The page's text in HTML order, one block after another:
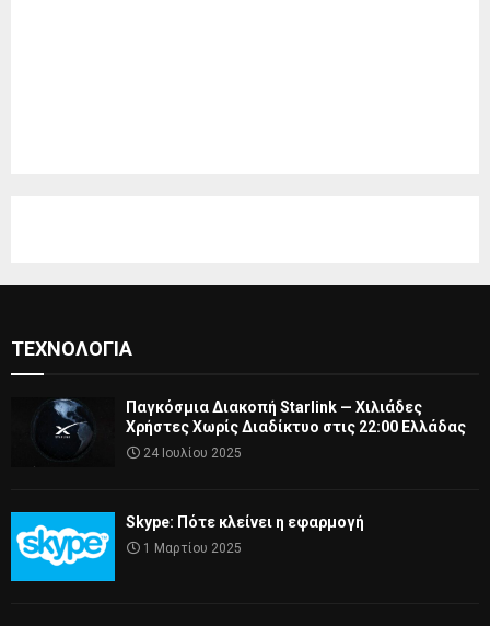
ΤΕΧΝΟΛΟΓΊΑ
Παγκόσμια Διακοπή Starlink — Χιλιάδες
Χρήστες Χωρίς Διαδίκτυο στις 22:00 Ελλάδας
24 Ιουλίου 2025
Skype: Πότε κλείνει η εφαρμογή
1 Μαρτίου 2025